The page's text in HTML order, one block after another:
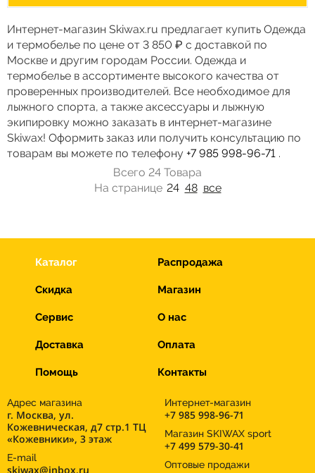
Интернет-магазин Skiwax.ru предлагает купить Одежда
и термобелье по цене от 3 850 ₽ с доставкой по
Москве и другим городам России. Одежда и
термобелье в ассортименте высокого качества от
проверенных производителей. Все необходимое для
лыжного спорта, а также аксессуары и лыжную
экипировку можно заказать в интернет-магазине
Skiwax! Оформить заказ или получить консультацию по
товарам вы можете по телефону +7 985 998-96-71 .
Всего 24 Товара
На странице 24 48 все
Каталог Распродажа
Скидка Магазин
Сервис О нас
Доставка Оплата
Помощь Контакты
Адрес магазина
г. Москва, ул.
Кожевническая, д7 стр.1 ТЦ
«Кожевники», 3 этаж
E-mail
skiwax@inbox.ru
Интернет-магазин
+7 985 998-96-71
Магазин SKIWAX sport
+7 499 579-30-41
Оптовые продажи